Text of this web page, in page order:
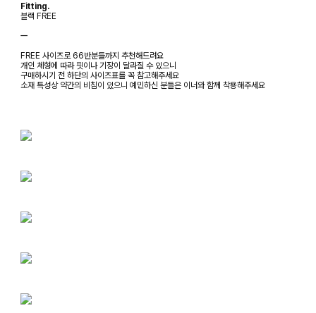
Fitting.
블랙 FREE
ㅡ
FREE 사이즈로 66반분들까지 추천해드려요
개인 체형에 따라 핏이나 기장이 달라질 수 있으니
구매하시기 전 하단의 사이즈표를 꼭 참고해주세요
소재 특성상 약간의 비침이 있으니 예민하신 분들은 이너와 함께 착용해주세요